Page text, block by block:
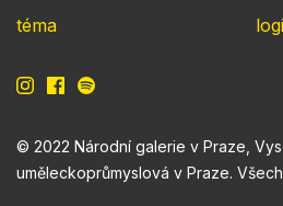
téma
© 2022 Národní galerie v Praze,
uměleckoprůmyslová v Praze.